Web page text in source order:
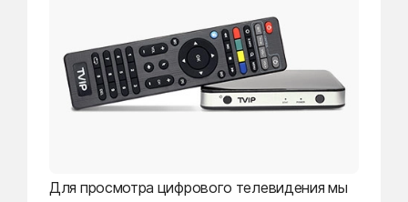
Для просмотра цифрового телевидения мы